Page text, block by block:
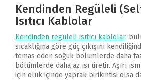
Kendinden Regüleli
Isıtıcı Kablolar
Kendinden regüleli ısıtıcı kablolar,
sıcaklığına göre güç çıkışını
temas eden soğuk bölümlerde daha
bölümlerde daha az ısı üretir. Aşırı
için oluk içinde yaprak birikintisi olsa